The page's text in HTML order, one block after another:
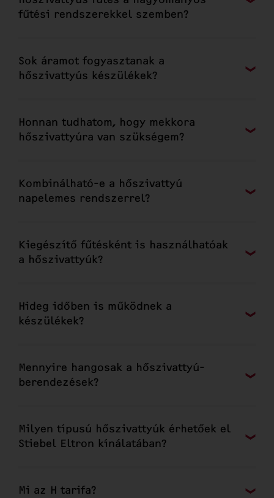
fűtési rendszerekkel szemben?
Sok áramot fogyasztanak a
hőszivattyús készülékek?
Honnan tudhatom, hogy mekkora
hőszivattyúra van szükségem?
Kombinálható-e a hőszivattyú
napelemes rendszerrel?
Kiegészítő fűtésként is használhatóak
a hőszivattyúk?
Hideg időben is működnek a
készülékek?
Mennyire hangosak a hőszivattyú-
berendezések?
Milyen típusú hőszivattyúk érhetőek el
Stiebel Eltron kínálatában?
Mi az H tarifa?